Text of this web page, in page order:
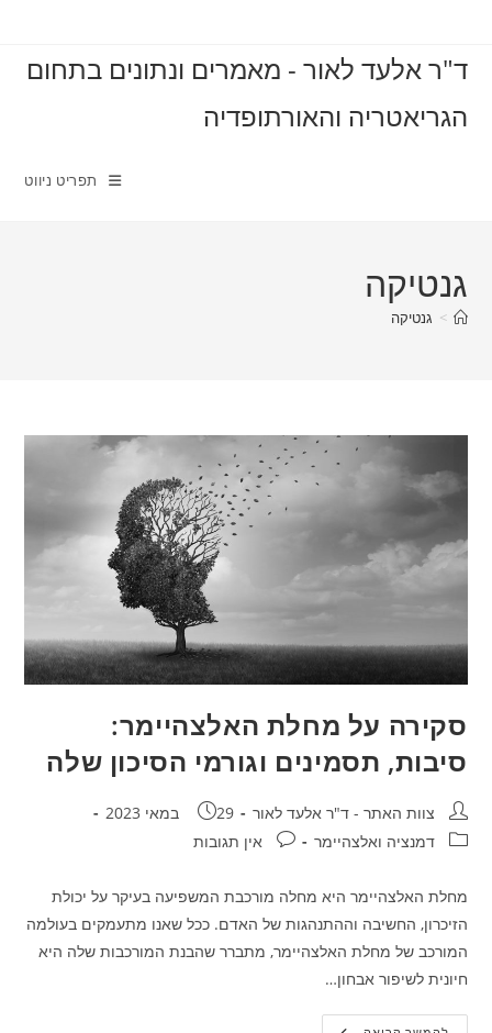
content
ד"ר אלעד לאור - מאמרים ונתונים בתחום
הגריאטריה והאורתופדיה
תפריט ניווט
גנטיקה
> גנטיקה
סקירה על מחלת האלצהיימר:
סיבות, תסמינים וגורמי הסיכון שלה
מחבר:צוות האתר - ד"ר אלעד לאור פורסם:
29 במאי 2023
קטגוריה:דמנציה ואלצהיימר תגובות:אין תגובות
מחלת האלצהיימר היא מחלה מורכבת המשפיעה בעיקר על יכולת
הזיכרון, החשיבה וההתנהגות של האדם. ככל שאנו מתעמקים בעולמה
המורכב של מחלת האלצהיימר, מתברר שהבנת המורכבות שלה היא
חיונית לשיפור אבחון…